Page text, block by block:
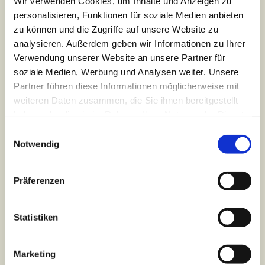
personalisieren, Funktionen für soziale Medien anbieten
zu können und die Zugriffe auf unsere Website zu
analysieren. Außerdem geben wir Informationen zu Ihrer
Verwendung unserer Website an unsere Partner für
soziale Medien, Werbung und Analysen weiter. Unsere
Partner führen diese Informationen möglicherweise mit
weiteren Daten zusammen, die Sie ihnen bereitgestellt
Notwendig
Präferenzen
Statistiken
Marketing
wieder beschäftigen.
Ich wünsche mir, dass immer mehr Menschen sich
bewusst auf die Suche nach Antworten begeben. Dazu
gehört, nach meiner Überzeugung, auch der Gang oder
zumindest der Blick in das Felsengrab ´Jesu. Denn das
hat auch etwas mit Ihrer/Deiner und meiner Zukunft zu
tun!“
Zitat U. Fossemer